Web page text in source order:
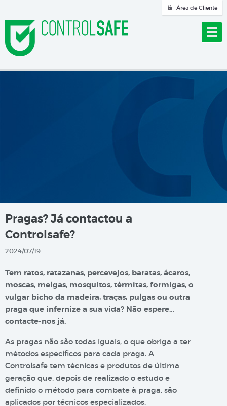
Área de Cliente
Pragas? Já contactou a
Controlsafe?
2024/07/19
Tem ratos, ratazanas, percevejos, baratas, ácaros,
moscas, melgas, mosquitos, térmitas, formigas, o
vulgar bicho da madeira, traças, pulgas ou outra
praga que infernize a sua vida? Não espere…
contacte-nos já.
As pragas não são todas iguais, o que obriga a ter
métodos específicos para cada praga. A
Controlsafe tem técnicas e produtos de última
geração que, depois de realizado o estudo e
definido o método para combate à praga, são
aplicados por técnicos especializados.